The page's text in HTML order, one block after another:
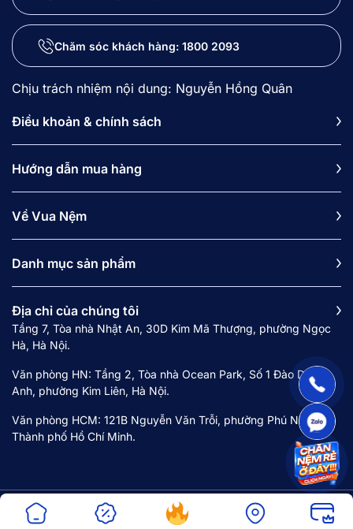
Chăm sóc khách hàng: 1800 2093
Chịu trách nhiệm nội dung: Nguyễn Hồng Quân
Điều khoản & chính sách
Hướng dẫn mua hàng
Về Vua Nệm
Danh mục sản phẩm
Địa chỉ của chúng tôi
Tầng 7, Tòa nhà Nhật An, 30D Kim Mã Thượng, phường Ngọc
Hà, Hà Nội.
Văn phòng HN: Tầng 2, Tòa nhà Ocean Park, Số 1 Đào Duy
Anh, phường Kim Liên, Hà Nội.
Văn phòng HCM: 121B Nguyễn Văn Trỗi, phường Phú Nhuận,
Thành phố Hồ Chí Minh.
Copyright © 2024 Công ty cổ phần Vua Nệm. Mã số doanh nghiệp 0107968516